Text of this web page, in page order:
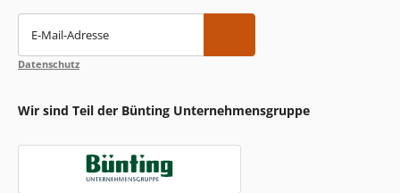
E-Mail-Adresse
Datenschutz
Wir sind Teil der Bünting Unternehmensgruppe